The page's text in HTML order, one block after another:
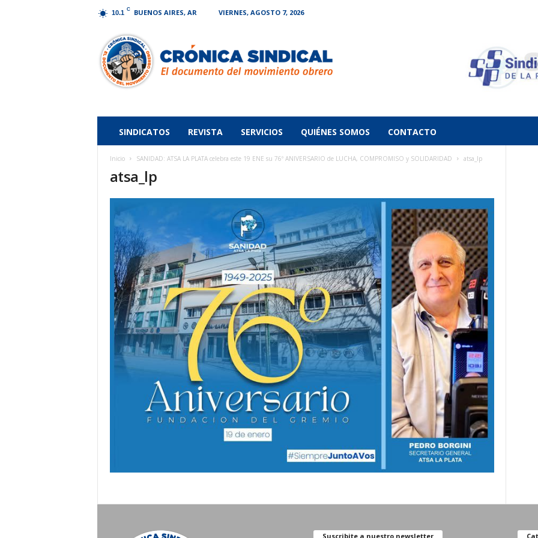
10.1 C BUENOS AIRES, AR VIERNES, AGOSTO 7, 2026
Sindical
SINDICATOS REVISTA SERVICIOS QUIÉNES SOMOS CONTACTO
Inicio SANIDAD: ATSA LA PLATA celebra este 19 ENE su 76º ANIVERSARIO de LUCHA, COMPROMISO y SOLIDARIDAD atsa_lp
atsa_lp
Suscribite a nuestro newsletter